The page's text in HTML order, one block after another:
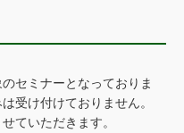
セミナーとなっておりま
受け付けておりません。
ていただきます。